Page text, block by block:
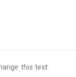
this text.